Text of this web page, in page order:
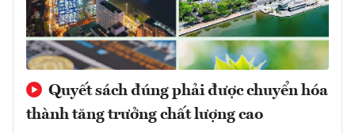
Quyết sách đúng phải được chuyển hóa
thành tăng trưởng chất lượng cao